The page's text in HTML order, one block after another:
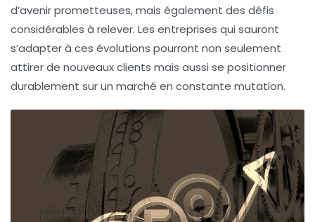
d’avenir prometteuses, mais également des défis
considérables à relever. Les entreprises qui sauront
s’adapter à ces évolutions pourront non seulement
attirer de nouveaux clients mais aussi se positionner
durablement sur un marché en constante mutation.